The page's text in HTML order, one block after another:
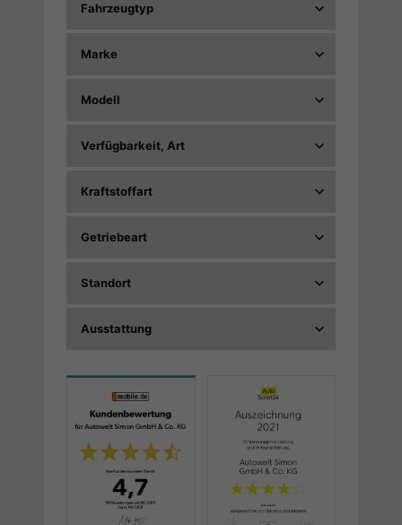
Fahrzeugtyp
Marke
Modell
Verfügbarkeit, Art
Kraftstoffart
Getriebeart
Standort
Ausstattung